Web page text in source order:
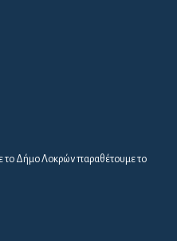
το Δήμο Λοκρών παραθέτουμε το